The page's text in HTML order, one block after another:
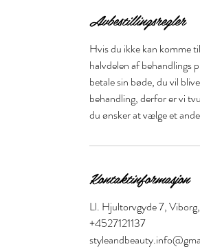
Avbestillingsregler
Hvis du ikke kan komme
halvdelen af behandlings
betale sin bøde, du vil
behandling, derfor er vi
du ønsker at vælge et
Kontaktinformasjon
Ll. Hjultorvgyde 7,
+4527121137